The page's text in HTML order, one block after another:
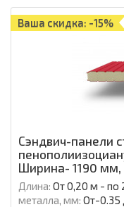
Ваша скидка: -15%
Сэндвич-панели
Ширина- 1190 мм,
Длина: От 0,20 м - по
металла, мм: От-0.35